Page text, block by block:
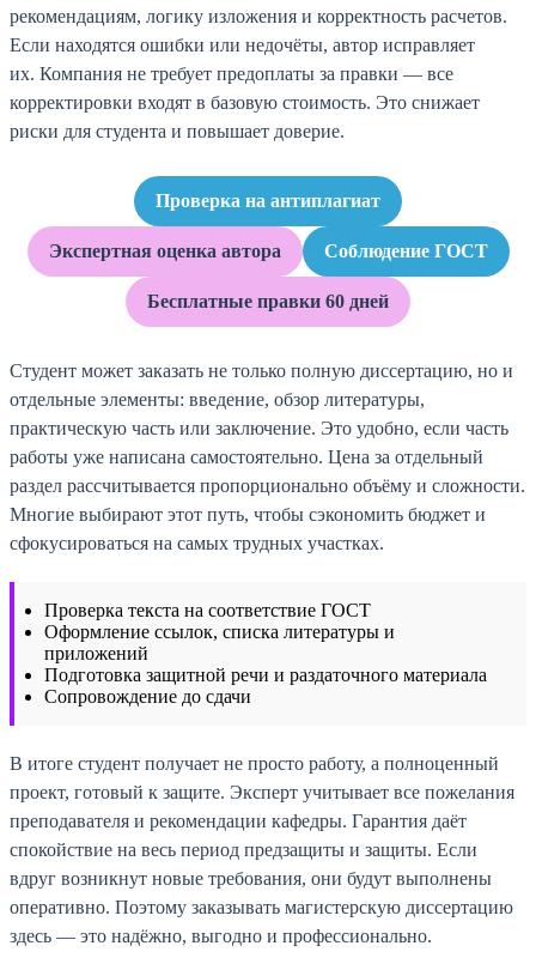
рекомендациям, логику изложения и корректность расчетов.
Если находятся ошибки или недочёты, автор исправляет
их. Компания не требует предоплаты за правки — все
корректировки входят в базовую стоимость. Это снижает
риски для студента и повышает доверие.
Проверка на антиплагиат
Экспертная оценка автора Соблюдение ГОСТ
Бесплатные правки 60 дней
Студент может заказать не только полную диссертацию, но и
отдельные элементы: введение, обзор литературы,
практическую часть или заключение. Это удобно, если часть
работы уже написана самостоятельно. Цена за отдельный
раздел рассчитывается пропорционально объёму и сложности.
Многие выбирают этот путь, чтобы сэкономить бюджет и
сфокусироваться на самых трудных участках.
Проверка текста на соответствие ГОСТ
Оформление ссылок, списка литературы и
приложений
Подготовка защитной речи и раздаточного материала
Сопровождение до сдачи
В итоге студент получает не просто работу, а полноценный
проект, готовый к защите. Эксперт учитывает все пожелания
преподавателя и рекомендации кафедры. Гарантия даёт
спокойствие на весь период предзащиты и защиты. Если
вдруг возникнут новые требования, они будут выполнены
оперативно. Поэтому заказывать магистерскую диссертацию
здесь — это надёжно, выгодно и профессионально.